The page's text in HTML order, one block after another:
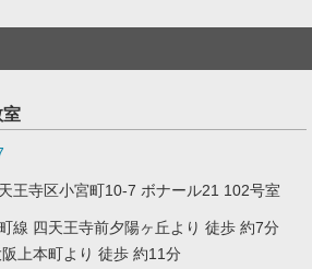
室
王寺区小宮町10-7 ボナール21 102号室
線 四天王寺前夕陽ヶ丘より 徒歩 約7分
上本町より 徒歩 約11分